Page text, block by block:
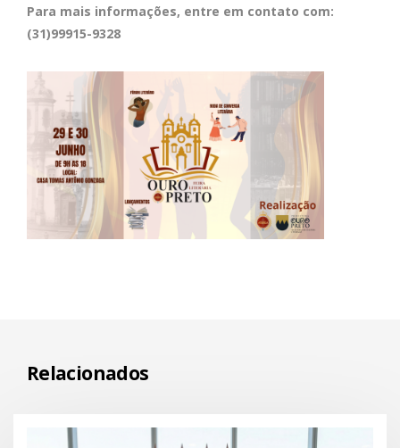
Para mais informações, entre em contato com:
(31)99915-9328
Relacionados